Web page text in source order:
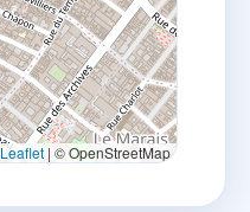
Leaflet| © OpenStreetMap